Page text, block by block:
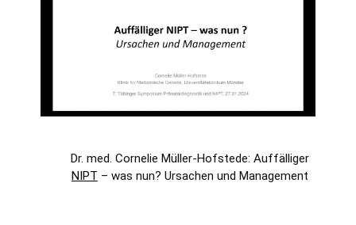
Dr. med. Cornelie Müller-Hofstede: Auffälliger
NIPT – was nun? Ursachen und Management